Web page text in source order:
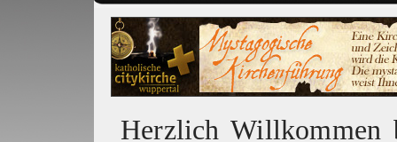
Herzlich